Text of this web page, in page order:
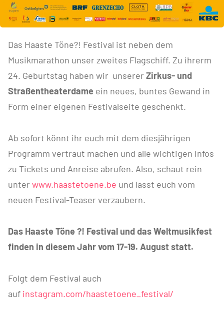
Das Haaste Töne?! Festival ist neben dem
Musikmarathon unser zweites Flagschiff. Zu ihrerm
24. Geburtstag haben wir unserer Zirkus- und
Straßentheaterdame ein neues, buntes Gewand in
Form einer eigenen Festivalseite geschenkt.
Ab sofort könnt ihr euch mit dem diesjährigen
Programm vertraut machen und alle wichtigen Infos
zu Tickets und Anreise abrufen. Also, schaut rein
unter www.haastetoene.be und lasst euch vom
neuen Festival-Teaser verzaubern.
Das Haaste Töne ?! Festival und das Weltmusikfest
finden in diesem Jahr vom 17-19. August statt.
Folgt dem Festival auch
auf instagram.com/haastetoene_festival/